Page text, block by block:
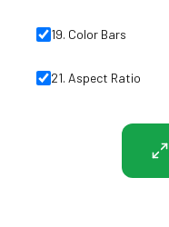
19. Color Bars
21. Aspect Ratio